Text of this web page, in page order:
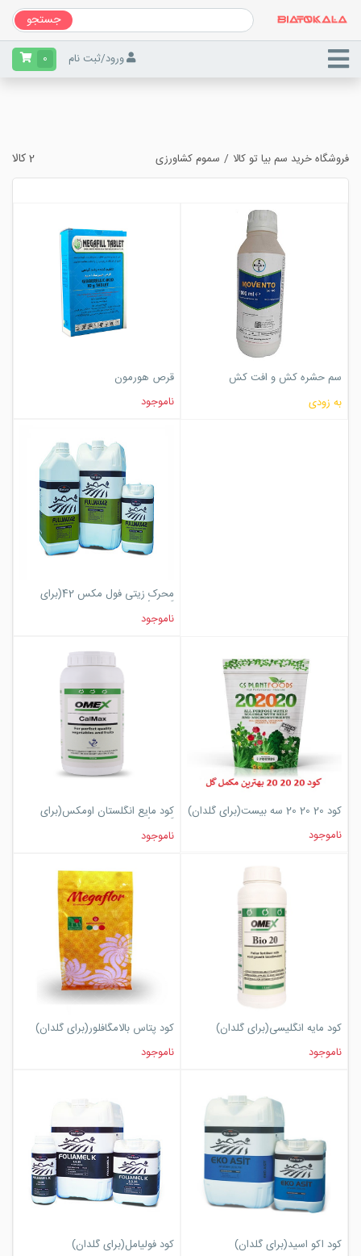
جستجو
ورود/ثبت نام 0
فروشگاه خرید سم بیا تو کالا سموم کشاورزی 2 کالا
سم حشره کش و افت کش
movento
به زودی
قرص هورمون
ناموجود
محرک زیتی فول مکس 42(برای
گلدان)
ناموجود
کود 20 20 20 سه بیست(برای گلدان)
ناموجود
کود مایع انگلستان اومکس(برای
گلدان)
ناموجود
کود مایه انگلیسی(برای گلدان)
ناموجود
کود پتاس بالامگافلور(برای گلدان)
ناموجود
کود اکو اسید(برای گلدان)
کود فولیامل(برای گلدان)